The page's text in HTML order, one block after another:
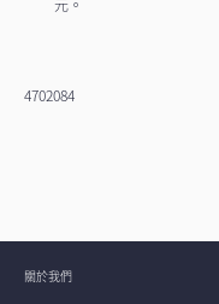
元。
4702084
關於我們